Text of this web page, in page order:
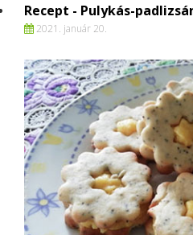
Recept - Pulykás-
2021. január 20.